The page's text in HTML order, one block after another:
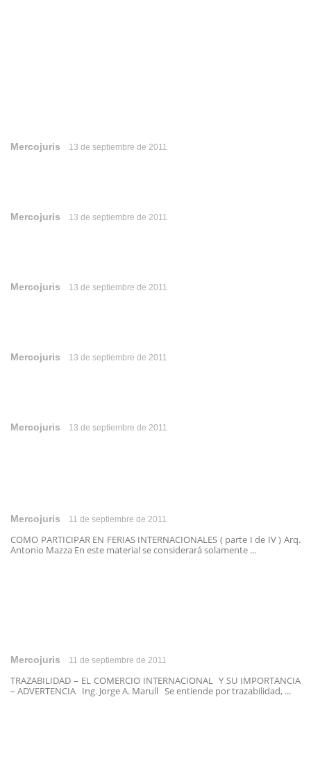
Mercojuris 13 de septiembre de 2011
Mercojuris 13 de septiembre de 2011
Mercojuris 13 de septiembre de 2011
Mercojuris 13 de septiembre de 2011
Mercojuris 13 de septiembre de 2011
Mercojuris 11 de septiembre de 2011
COMO PARTICIPAR EN FERIAS INTERNACIONALES ( parte I de IV ) Arq.
Antonio Mazza En este material se considerará solamente ...
Mercojuris 11 de septiembre de 2011
TRAZABILIDAD – EL COMERCIO INTERNACIONAL Y SU IMPORTANCIA
– ADVERTENCIA Ing. Jorge A. Marull Se entiende por trazabilidad, ...